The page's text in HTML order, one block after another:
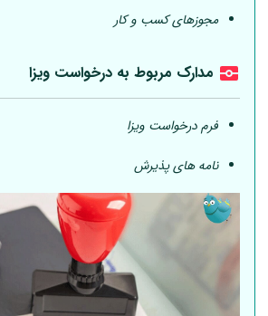
مجوزهای کسب و کار
مدارک مربوط به درخواست ویزا
فرم درخواست ویزا
نامه های پذیرش